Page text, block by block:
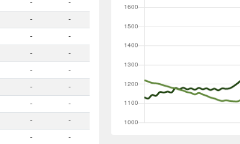
-
-
-
-
-
-
-
-
-
-
-
-
-
-
-
-
-
-